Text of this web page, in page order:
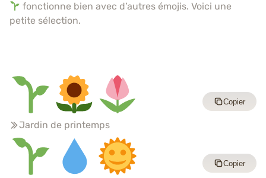
fonctionne bien avec d’autres émojis. Voici une
petite sélection.
Jardin de printemps
Copier
Copier